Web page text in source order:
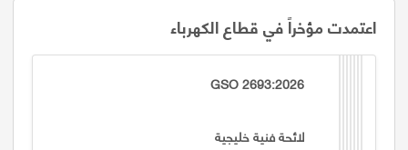
اعتمدت مؤخراً في قطاع الكهرباء
GSO 2693:2026
لائحة فنية خليجية